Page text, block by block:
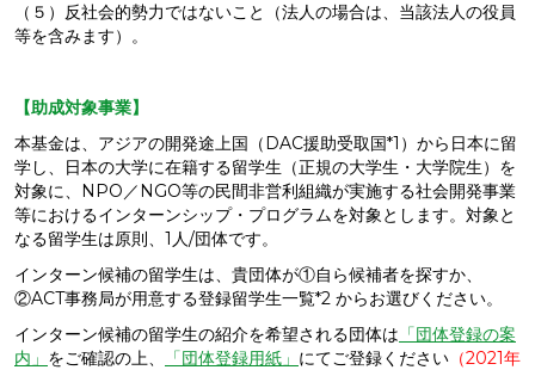
（５）反社会的勢力ではないこと（法人の場合は、当該法人の役員
等を含みます）。
【助成対象事業】
本基金は、アジアの開発途上国（DAC援助受取国*1）から日本に留
学し、日本の大学に在籍する留学生（正規の大学生・大学院生）を
対象に、NPO／NGO等の民間非営利組織が実施する社会開発事業
等におけるインターンシップ・プログラムを対象とします。対象と
なる留学生は原則、1人/団体です。
インターン候補の留学生は、貴団体が①自ら候補者を探すか、
②ACT事務局が用意する登録留学生一覧*2 からお選びください。
インターン候補の留学生の紹介を希望される団体は 「団体登録の案
内」 をご確認の上、 「団体登録用紙」 にてご登録ください （2021年